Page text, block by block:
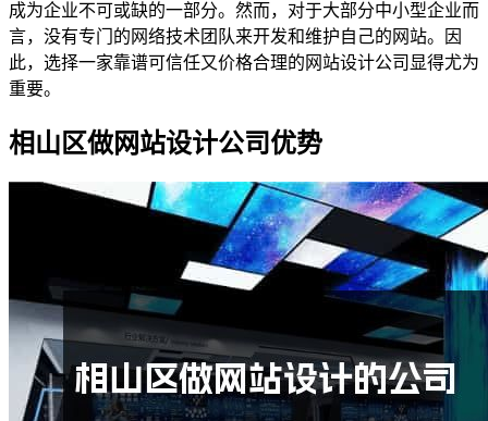
成为企业不可或缺的一部分。然而，对于大部分中小型企业而
言，没有专门的网络技术团队来开发和维护自己的网站。因
此，选择一家靠谱可信任又价格合理的网站设计公司显得尤为
重要。
相山区做网站设计公司优势